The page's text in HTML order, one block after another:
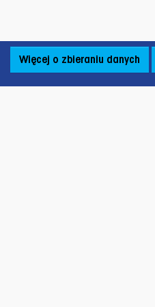
Więcej o zbieraniu danych